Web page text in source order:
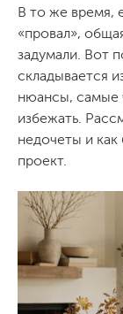
В то же время,
«провал»,
задумали. Вот
складывается
нюансы, самые
избежать.
недочеты и
проект.